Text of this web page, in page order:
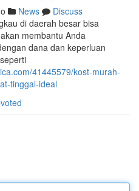
News
Discuss
di daerah besar bisa
membantu Anda
dana dan keperluan
41445579/kost-murah-
tinggal-ideal